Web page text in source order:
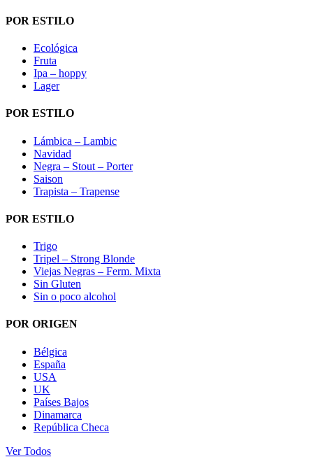
POR ESTILO
Ecológica
Fruta
Ipa – hoppy
Lager
POR ESTILO
Lámbica – Lambic
Navidad
Negra – Stout – Porter
Saison
Trapista – Trapense
POR ESTILO
Trigo
Tripel – Strong Blonde
Viejas Negras – Ferm. Mixta
Sin Gluten
Sin o poco alcohol
POR ORIGEN
Bélgica
España
USA
UK
Países Bajos
Dinamarca
República Checa
Ver Todos